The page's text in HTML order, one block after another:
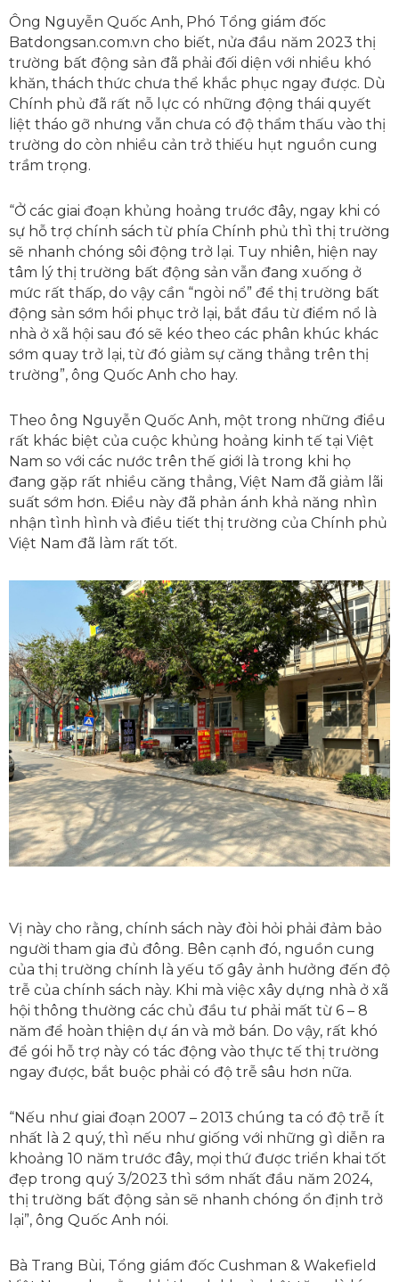
Ông Nguyễn Quốc Anh, Phó Tổng giám đốc
Batdongsan.com.vn cho biết, nửa đầu năm 2023 thị
trường bất động sản đã phải đối diện với nhiều khó
khăn, thách thức chưa thể khắc phục ngay được. Dù
Chính phủ đã rất nỗ lực có những động thái quyết
liệt tháo gỡ nhưng vẫn chưa có độ thẩm thấu vào thị
trường do còn nhiều cản trở thiếu hụt nguồn cung
trầm trọng.
“Ở các giai đoạn khủng hoảng trước đây, ngay khi có
sự hỗ trợ chính sách từ phía Chính phủ thì thị trường
sẽ nhanh chóng sôi động trở lại. Tuy nhiên, hiện nay
tâm lý thị trường bất động sản vẫn đang xuống ở
mức rất thấp, do vậy cần “ngòi nổ” để thị trường bất
động sản sớm hồi phục trở lại, bắt đầu từ điểm nổ là
nhà ở xã hội sau đó sẽ kéo theo các phân khúc khác
sớm quay trở lại, từ đó giảm sự căng thẳng trên thị
trường”, ông Quốc Anh cho hay.
Theo ông Nguyễn Quốc Anh, một trong những điều
rất khác biệt của cuộc khủng hoảng kinh tế tại Việt
Nam so với các nước trên thế giới là trong khi họ
đang gặp rất nhiều căng thẳng, Việt Nam đã giảm lãi
suất sớm hơn. Điều này đã phản ánh khả năng nhìn
nhận tình hình và điều tiết thị trường của Chính phủ
Việt Nam đã làm rất tốt.
Vị này cho rằng, chính sách này đòi hỏi phải đảm bảo
người tham gia đủ đông. Bên cạnh đó, nguồn cung
của thị trường chính là yếu tố gây ảnh hưởng đến độ
trễ của chính sách này. Khi mà việc xây dựng nhà ở xã
hội thông thường các chủ đầu tư phải mất từ 6 – 8
năm để hoàn thiện dự án và mở bán. Do vậy, rất khó
để gói hỗ trợ này có tác động vào thực tế thị trường
ngay được, bắt buộc phải có độ trễ sâu hơn nữa.
“Nếu như giai đoạn 2007 – 2013 chúng ta có độ trễ ít
nhất là 2 quý, thì nếu như giống với những gì diễn ra
khoảng 10 năm trước đây, mọi thứ được triển khai tốt
đẹp trong quý 3/2023 thì sớm nhất đầu năm 2024,
thị trường bất động sản sẽ nhanh chóng ổn định trở
lại”, ông Quốc Anh nói.
Bà Trang Bùi, Tổng giám đốc Cushman & Wakefield